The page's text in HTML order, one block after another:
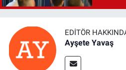
EDITÖR
Ayşete Yavaş